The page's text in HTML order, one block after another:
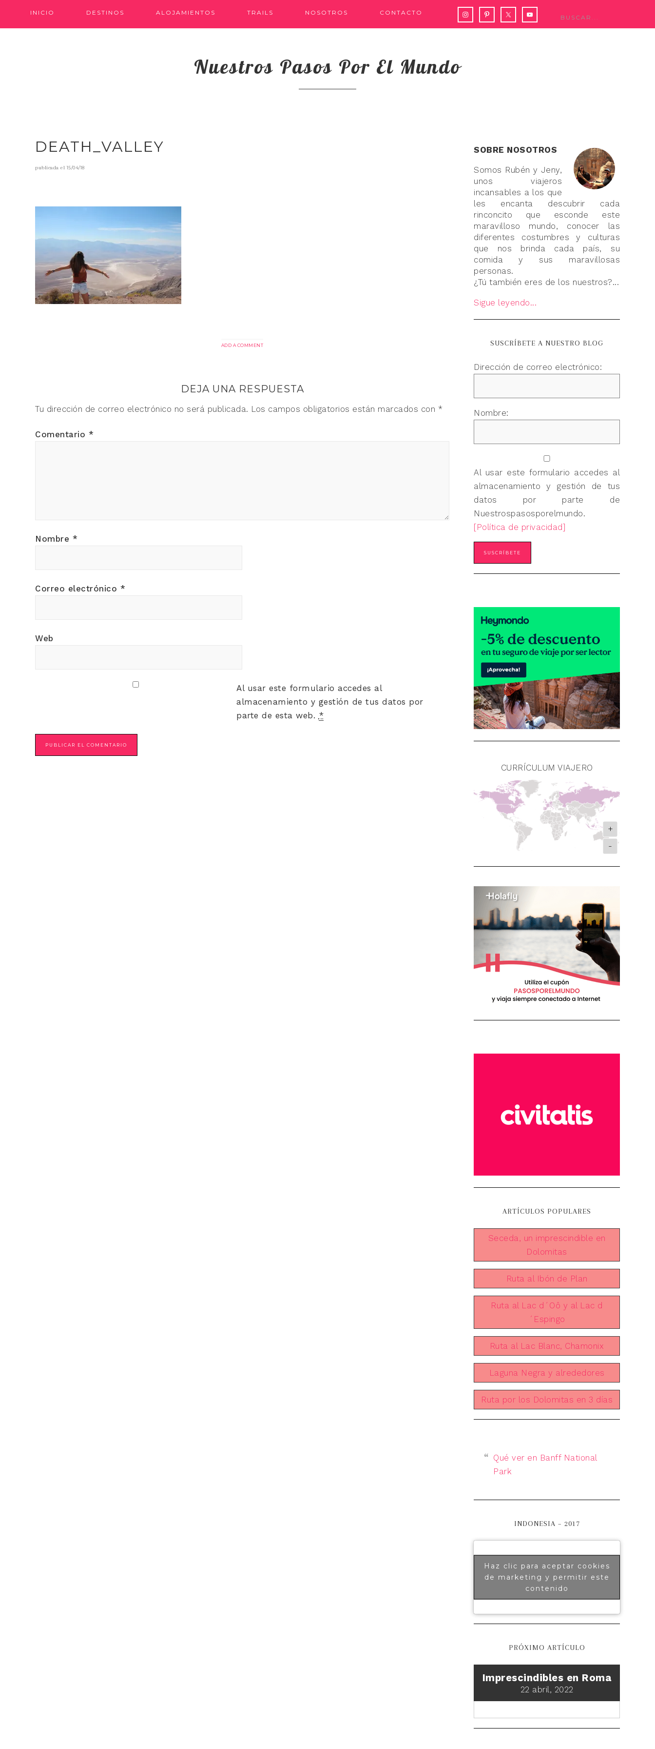
INICIO DESTINOS ALOJAMIENTOS TRAILS NOSOTROS CONTACTO
Nuestros Pasos Por El Mundo
DEATH_VALLEY
publicada el15/04/18
ADD A COMMENT
DEJA UNA RESPUESTA
Tu dirección de correo electrónico no será publicada. Los campos obligatorios están marcados con *
Comentario *
Nombre *
Correo electrónico *
Web
Al usar este formulario accedes al
almacenamiento y gestión de tus datos por
parte de esta web. *
SOBRE NOSOTROS
Somos Rubén y Jeny,
unos viajeros
incansables a los que
les encanta descubrir cada
rinconcito que esconde este
maravilloso mundo, conocer las
diferentes costumbres y culturas
que nos brinda cada país, su
comida y sus maravillosas
personas.
¿Tú también eres de los nuestros?...
Sigue leyendo...
SUSCRÍBETE A NUESTRO BLOG
Dirección de correo electrónico:
Nombre:
Al usar este formulario accedes al
almacenamiento y gestión de tus
datos por parte de
Nuestrospasosporelmundo.
[Política de privacidad]
CURRÍCULUM VIAJERO
+
-
ARTÍCULOS POPULARES
Seceda, un imprescindible en
Dolomitas
Ruta al Ibón de Plan
Ruta al Lac d´Oô y al Lac d
´Espingo
Ruta al Lac Blanc, Chamonix
Laguna Negra y alrededores
Ruta por los Dolomitas en 3 días
Qué ver en Banff National
Park
INDONESIA – 2017
Haz clic para aceptar cookies
de marketing y permitir este
contenido
PRÓXIMO ARTÍCULO
Imprescindibles en Roma
22 abril, 2022